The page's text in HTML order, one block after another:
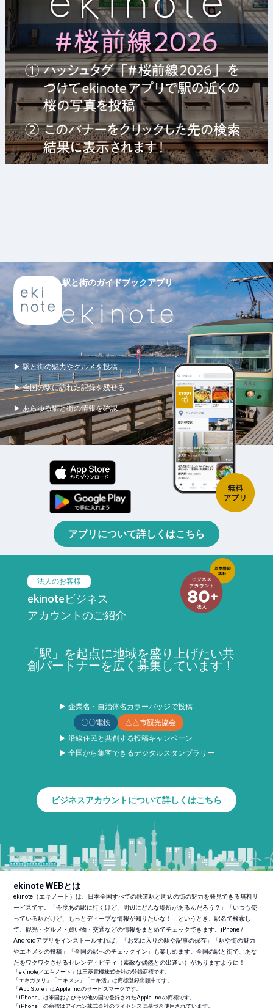
駅と街のガイドブックアプリ
▶ 駅と街の魅力やグルメを投稿
▶ 全国の駅に訪れた記録を残せる
▶ あらゆる駅と街の情報を確認
アプリについて詳しくはこちら
法人のお客様
ekinoteビジネス
アカウントのご紹介
「駅」を起点に地域を盛り上げたい共
創パートナーを広く募集しています！
▶ 企業名・自治体名カラーバッジで投稿
〇〇電鉄
△△市観光協会
▶ 沿線住民と共創する投稿キャンペーン
▶ 全国から集客できるデジタルスタンプラリー
ビジネスアカウントについて詳しくはこちら
ekinote WEBとは
ekinote（エキノート）は、日本全国すべての鉄道駅と周辺の街の魅力を発見できる無料サ
ービスです。「今度あの駅に行くけど、周辺にどんな場所があるんだろう？」「いつも使
っている駅だけど、もっとディープな情報が知りたいな！」というとき、駅名で検索し
て、観光・グルメ・買い物・交通などの情報をまとめてチェックできます。iPhone /
Androidアプリをインストールすれば、「お気に入りの駅や記事の保存」「駅や街の魅力
やエキメシの投稿」「全国の駅へのチェックイン」も楽しめます。全国の駅と街で、あな
たをワクワクさせるセレンディピティ（素敵な偶然との出逢い）がありますように！
「ekinote／エキノート」は三菱電機株式会社の登録商標です。
「エキガタリ」「エキメシ」「エキ活」は商標登録出願中です。
「App Store」はApple Inc.のサービスマークです。
「iPhone」は米国およびその他の国で登録されたApple Inc.の商標です。
「iPhone」の商標はアイホン株式会社のライセンスに基づき使用されています。